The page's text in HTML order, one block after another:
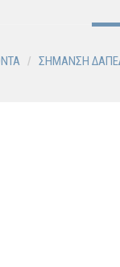
ΣΗΜΑΝΣΗ